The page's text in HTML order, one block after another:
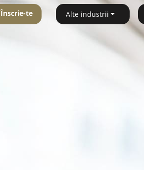
Înscrie-te Alte industrii